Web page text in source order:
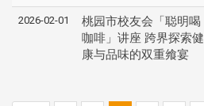
2026-02-01
桃园市校友会「聪明喝
咖啡」讲座 跨界探索健
康与品味的双重飨宴